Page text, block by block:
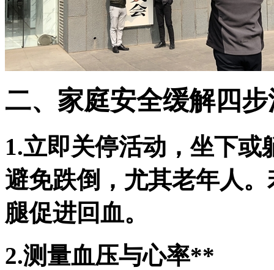
二、家庭安全缓解四步
1.立即关停活动，坐下或
避免跌倒，尤其老年人
腿促进回血。
2.测量血压与心率**